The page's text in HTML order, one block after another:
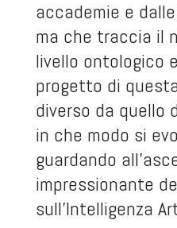
accademie e
ma che traccia il
livello ontologico
progetto di
diverso da quello
in che modo si
guardando
impressionante
sull’Intelligenza